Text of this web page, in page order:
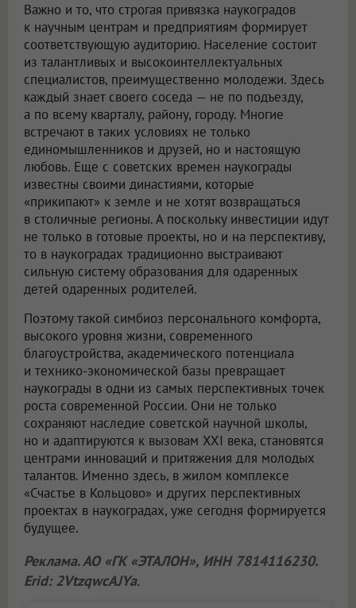
Важно и то, что строгая привязка наукоградов
к научным центрам и предприятиям формирует
соответствующую аудиторию. Население состоит
из талантливых и высокоинтеллектуальных
специалистов, преимущественно молодежи. Здесь
каждый знает своего соседа — не по подъезду,
а по всему кварталу, району, городу. Многие
встречают в таких условиях не только
единомышленников и друзей, но и настоящую
любовь. Еще с советских времен наукограды
известны своими династиями, которые
«прикипают» к земле и не хотят возвращаться
в столичные регионы. А поскольку инвестиции идут
не только в готовые проекты, но и на перспективу,
то в наукоградах традиционно выстраивают
сильную систему образования для одаренных
детей одаренных родителей.
Поэтому такой симбиоз персонального комфорта,
высокого уровня жизни, современного
благоустройства, академического потенциала
и технико-экономической базы превращает
наукограды в одни из самых перспективных точек
роста современной России. Они не только
сохраняют наследие советской научной школы,
но и адаптируются к вызовам XXI века, становятся
центрами инноваций и притяжения для молодых
талантов. Именно здесь, в жилом комплексе
«Счастье в Кольцово» и других перспективных
проектах в наукоградах, уже сегодня формируется
будущее.
Реклама. АО «ГК «ЭТАЛОН», ИНН 7814116230.
Erid: 2VtzqwcAJYa.